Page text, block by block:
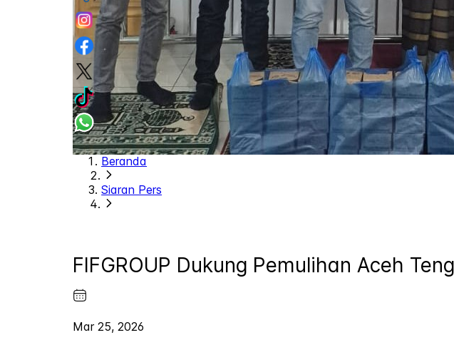
Beranda
Siaran Pers
FIFGROUP Dukung Pemulihan Aceh
Mar 25, 2026